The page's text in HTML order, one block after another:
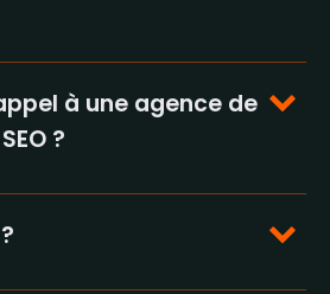
à une agence de
?
agence de
comme Strange Engine